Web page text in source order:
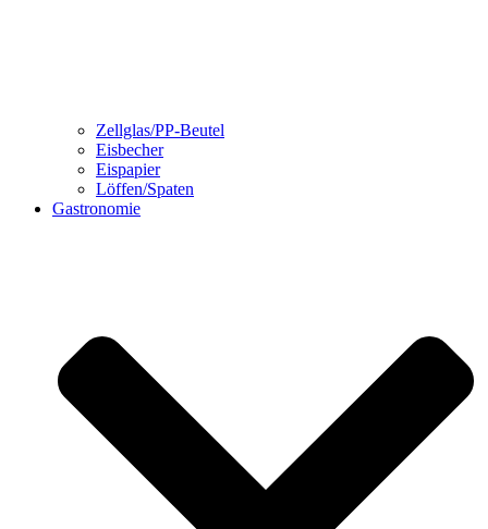
Zellglas/PP-Beutel
Eisbecher
Eispapier
Löffen/Spaten
Gastronomie